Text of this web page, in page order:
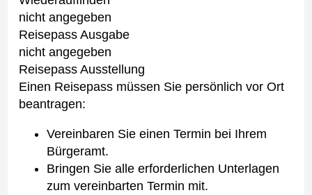
nicht angegeben
Reisepass Ausgabe
nicht angegeben
Reisepass Ausstellung
Einen Reisepass müssen Sie persönlich vor Ort
beantragen:
Vereinbaren Sie einen Termin bei Ihrem
Bürgeramt.
Bringen Sie alle erforderlichen Unterlagen
zum vereinbarten Termin mit.